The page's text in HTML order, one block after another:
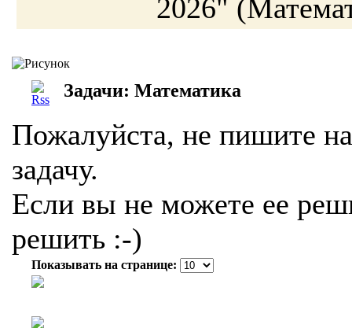
2026"
Задачи: Математика
Пожалуйста, не пишите
задачу.
Если вы не можете ее
решить :-)
Показывать на странице: